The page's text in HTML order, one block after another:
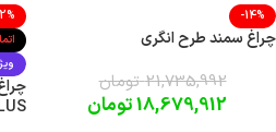
-14%
چراغ سمند طرح انگری
21,735,992 تومان
18,679,912تومان